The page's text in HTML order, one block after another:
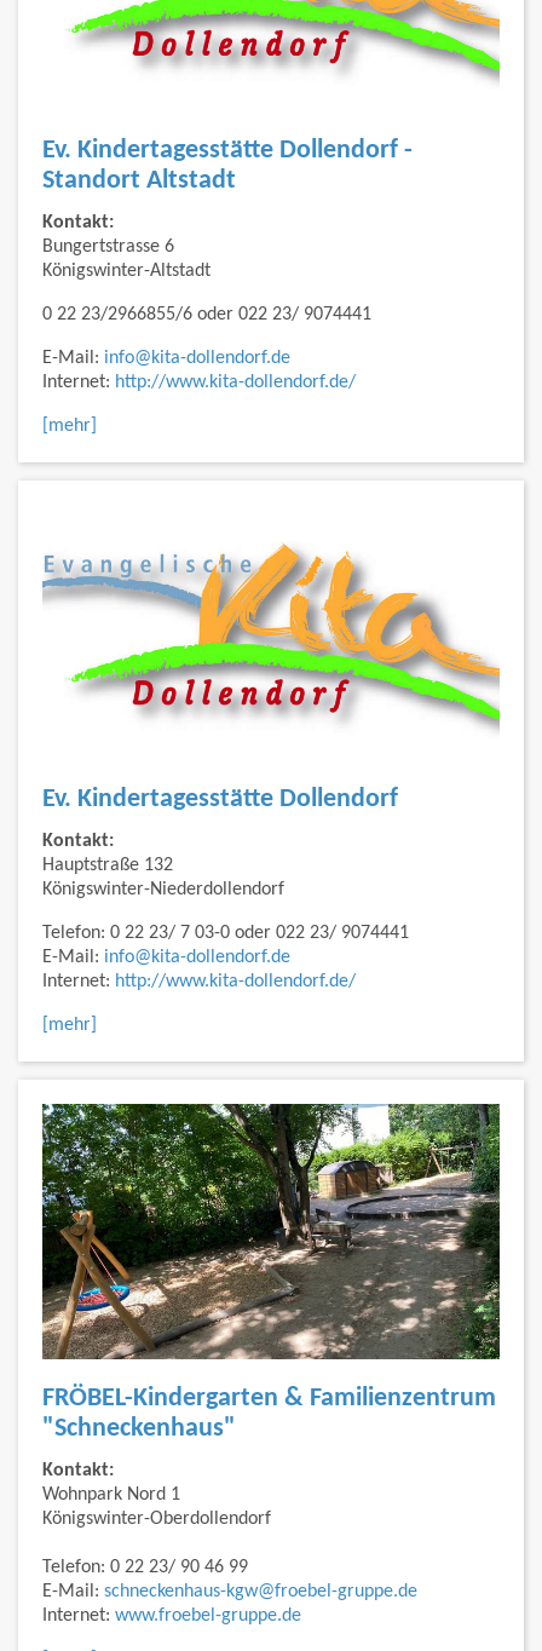
Ev. Kindertagesstätte Dollendorf -
Standort Altstadt
Kontakt:
Bungertstrasse 6
Königswinter-Altstadt
0 22 23/2966855/6 oder 022 23/ 9074441
E-Mail: info@kita-dollendorf.de
Internet: http://www.kita-dollendorf.de/
[mehr]
Ev. Kindertagesstätte Dollendorf
Kontakt:
Hauptstraße 132
Königswinter-Niederdollendorf
Telefon: 0 22 23/ 7 03-0 oder 022 23/ 9074441
E-Mail: info@kita-dollendorf.de
Internet: http://www.kita-dollendorf.de/
[mehr]
FRÖBEL-Kindergarten & Familienzentrum
"Schneckenhaus"
Kontakt:
Wohnpark Nord 1
Königswinter-Oberdollendorf
Telefon: 0 22 23/ 90 46 99
E-Mail: schneckenhaus-kgw@froebel-gruppe.de
Internet: www.froebel-gruppe.de